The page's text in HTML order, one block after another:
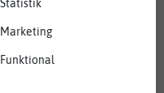
Statistik
Marketing
Funktional